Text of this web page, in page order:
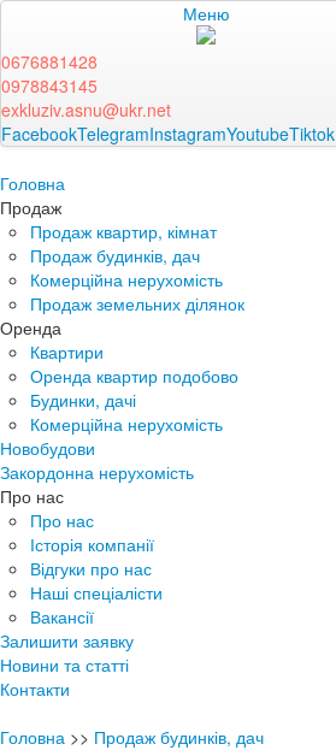
Меню
0676881428
0978843145
exkluziv.asnu@ukr.net
FacebookTelegramInstagramYoutubeTiktok
Головна
Продаж
Продаж квартир, кімнат
Продаж будинків, дач
Комерційна нерухомість
Продаж земельних ділянок
Оренда
Квартири
Оренда квартир подобово
Будинки, дачі
Комерційна нерухомість
Новобудови
Закордонна нерухомість
Про нас
Про нас
Історія компанії
Відгуки про нас
Наші спеціалісти
Вакансії
Залишити заявку
Новини та статті
Контакти
Головна >> Продаж будинків, дач